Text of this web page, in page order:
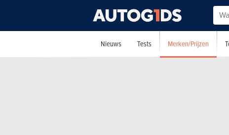
Nieuws Tests Merken/Prijzen